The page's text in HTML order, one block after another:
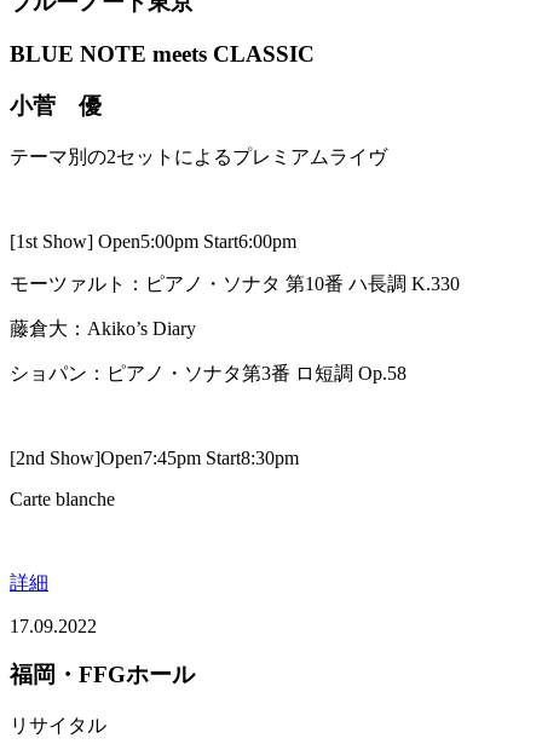
BLUE NOTE meets CLASSIC
小菅 優
テーマ別の2セットによるプレミアムライヴ
[1st Show] Open5:00pm Start6:00pm
モーツァルト：ピアノ・ソナタ 第10番 ハ長調 K.330
藤倉大：Akiko’s Diary
ショパン：ピアノ・ソナタ第3番 ロ短調 Op.58
[2nd Show]Open7:45pm Start8:30pm
Carte blanche
詳細
17.09.2022
福岡・FFGホール
リサイタル